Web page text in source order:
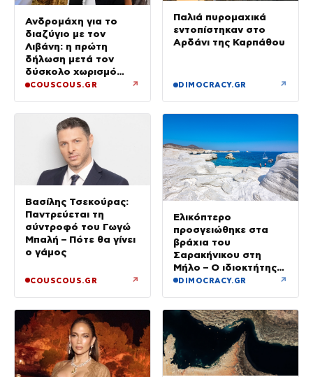
Ανδρομάχη για το
διαζύγιο με τον
Λιβάνη: η πρώτη
δήλωση μετά τον
δύσκολο χωρισμό
«Όποιος έχει…»
COUSCOUS.GR ↗
Παλιά πυρομαχικά
εντοπίστηκαν στο
Αρδάνι της Καρπάθου
DIMOCRACY.GR ↗
Βασίλης Τσεκούρας:
Παντρεύεται τη
σύντροφό του Γωγώ
Μπαλή – Πότε θα γίνει
ο γάμος
COUSCOUS.GR ↗
Ελικόπτερο
προσγειώθηκε στα
βράχια του
Σαρακήνικου στη
Μήλο – Ο ιδιοκτήτης
κατέβηκε για μπάνιο
DIMOCRACY.GR ↗